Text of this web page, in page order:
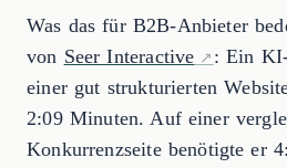
Was das für B2B-Anbieter
von Seer Interactive
: Ein
einer gut strukturierten
2:09 Minuten. Auf einer
Konkurrenzseite benötigte er